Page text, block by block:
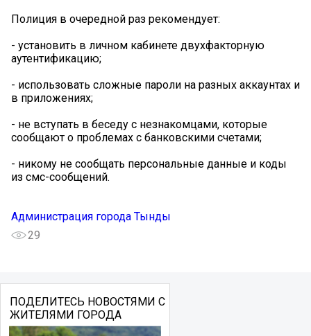
Полиция в очередной раз рекомендует:
- установить в личном кабинете двухфакторную
аутентификацию;
- использовать сложные пароли на разных аккаунтах и
в приложениях;
- не вступать в беседу с незнакомцами, которые
сообщают о проблемах с банковскими счетами;
- никому не сообщать персональные данные и коды
из смс-сообщений.
Администрация города Тынды
29
ПОДЕЛИТЕСЬ НОВОСТЯМИ С
ЖИТЕЛЯМИ ГОРОДА